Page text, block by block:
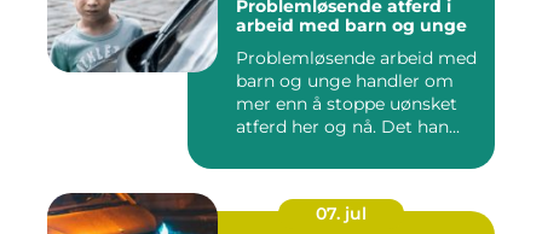
Problemløsende atferd i
arbeid med barn og unge
Problemløsende arbeid med
barn og unge handler om
mer enn å stoppe uønsket
atferd her og nå. Det han...
07. jul